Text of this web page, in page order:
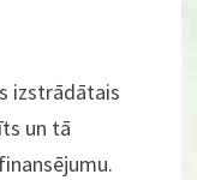
izstrādātais
un tā